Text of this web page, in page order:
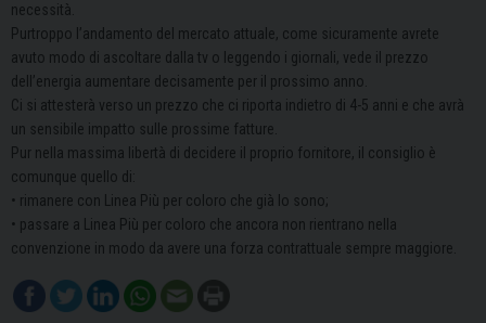
necessità.
Purtroppo l’andamento del mercato attuale, come sicuramente avrete
avuto modo di ascoltare dalla tv o leggendo i giornali, vede il prezzo
dell’energia aumentare decisamente per il prossimo anno.
Ci si attesterà verso un prezzo che ci riporta indietro di 4-5 anni e che avrà
un sensibile impatto sulle prossime fatture.
Pur nella massima libertà di decidere il proprio fornitore, il consiglio è
comunque quello di:
• rimanere con Linea Più per coloro che già lo sono;
• passare a Linea Più per coloro che ancora non rientrano nella
convenzione in modo da avere una forza contrattuale sempre maggiore.